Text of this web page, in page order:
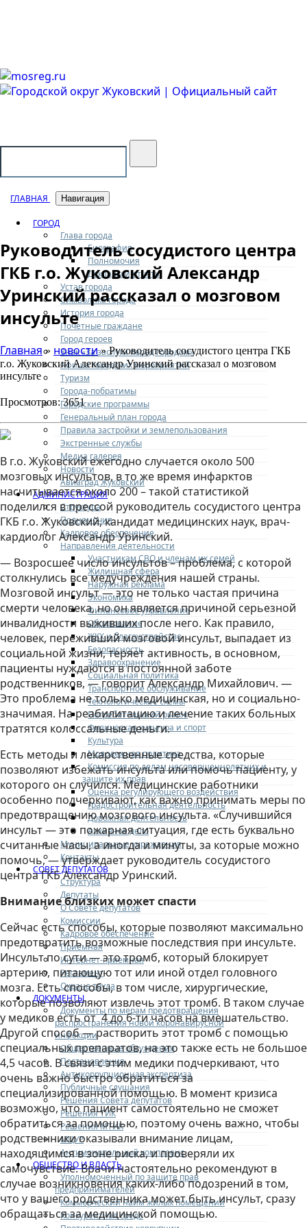
ГЛАВНАЯ Навигация
ГОРОД
Глава города
Биография
Полномочия
Доклады и отчеты
Устав города
Символика города
История города
Почетные граждане
Город героев
Знак «За заслуги перед городом»
Афиша городских мероприятий
Туризм
Города-побратимы
Городские программы
Генеральный план города
Правила застройки и землепользования
Экстренные службы
Медиа галерея
Новости
Авиаград Жуковский
АДМИНИСТРАЦИЯ
Структура
Полномочия
Кадровое обеспечение
Направления деятельности
Участникам СВО и членам их семей
Жилищная сфера
Наружная реклама
Экономика
Финансовое управление
Образование
ЖКХ и благоустройство
Безопасность
Здравоохранение
Социальная политика
Транспортное обслуживание
Технологические схемы
Потребительский рынок
Физическая культура и спорт
Культура
Молодежная политика
Комиссия по делам несовершеннолетних и
защите их прав
Оценка регулирующего воздействия
Градостроительная деятельность
Дорожная деятельность
Архивное дело
Муниципальные учреждения
Контакты
СОВЕТ ДЕПУТАТОВ
Структура
Депутаты
О Совете депутатов
Комиссии
Кадровое обеспечение
Приемная
Интернет-приемная
Регламент
Охрана труда
ДОКУМЕНТЫ
Документы по мерам предотвращения
распространения новой коронавирусной
инфекции
Общественные обсуждения
Постановления
Антикоррупционная экспертиза
Публичные слушания
Решения Совета депутатов
Решения ТИК
Решения МТИК
МЦУР
Антимонопольный комплаенс
ОБЩЕСТВО И ВЛАСТЬ
Уполномоченный по защите прав
предпринимателей
Коммерческий найм жилых помещений
Конкурентная среда
Руководитель сосудистого центра
ГКБ г.о. Жуковский Александр
Уринский рассказал о мозговом
инсульте
Главная» новости» Руководитель сосудистого центра ГКБ
г.о. Жуковский Александр Уринский рассказал о мозговом
инсульте
Просмотров: 3651
В г.о. Жуковский ежегодно случается около 500
мозговых инсультов, в то же время инфарктов
насчитывается около 200 – такой статистикой
поделился в прессой руководитель сосудистого центра
ГКБ г.о. Жуковский, кандидат медицинских наук, врач-
кардиолог Александр Уринский.
— Возросшее число инсультов – проблема, с которой
столкнулись все медучреждения нашей страны.
Мозговой инсульт — это не только частая причина
смерти человека, но он является причиной серьезной
инвалидности выживших после него. Как правило,
человек, переживший мозговой инсульт, выпадает из
социальной жизни, теряет активность, в основном,
пациенты нуждаются в постоянной заботе
родственников, — говорит Александр Михайлович. —
Это проблема не только медицинская, но и социально-
значимая. На реабилитацию и лечение таких больных
тратятся колоссальные деньги.
Есть методы и лекарственные средства, которые
позволяют избежать инсульта или помочь пациенту, у
которого он случился. Медицинские работники
особенно подчеркивают, как важно принимать меры по
предотвращению мозгового инсульта. «Случившийся
инсульт — это пожарная ситуация, где есть буквально
считанные часы, а иногда и минуты, за которые можно
помочь, — утверждает руководитель сосудистого
центра ГКБ Александр Уринский.
Внимание близких может спасти
Сейчас есть способы, которые позволяют максимально
предотвратить возможные последствия при инсульте.
Инсульт по сути — это тромб, который блокирует
артерию, питающую тот или иной отдел головного
мозга. Есть способы, в том числе, хирургические,
которые позволяют извлечь этот тромб. В таком случае
у медиков есть от 4 до 6-ти часов на вмешательство.
Другой способ — растворить этот тромб с помощью
специальных препаратов, на это также есть не большое
4,5 часов. В связи с этим медики подчеркивают, что
очень важно быстро обратиться за
специализированной помощью. В момент кризиса
возможно, что пациент самостоятельно не сможет
обратиться за помощью, поэтому очень важно, чтобы
родственники оказывали внимание лицам,
находящимся в зоне риска, и проверяли их
самочувствие. Врачи настоятельно рекомендуют в
случае возникновения каких-либо подозрений в том,
что у вашего родственника может быть инсульт, сразу
обращаться за медицинской помощью.